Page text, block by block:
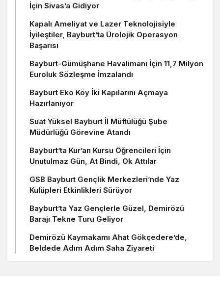
İçin Sivas’a Gidiyor
Kapalı Ameliyat ve Lazer Teknolojisiyle
İyileştiler, Bayburt’ta Ürolojik Operasyon
Başarısı
Bayburt-Gümüşhane Havalimanı İçin 11,7 Milyon
Euroluk Sözleşme İmzalandı
Bayburt Eko Köy İki Kapılarını Açmaya
Hazırlanıyor
Suat Yüksel Bayburt İl Müftülüğü Şube
Müdürlüğü Görevine Atandı
Bayburt’ta Kur’an Kursu Öğrencileri İçin
Unutulmaz Gün, At Bindi, Ok Attılar
GSB Bayburt Gençlik Merkezleri’nde Yaz
Kulüpleri Etkinlikleri Sürüyor
Bayburt’ta Yaz Gençlerle Güzel, Demirözü
Barajı Tekne Turu Geliyor
Demirözü Kaymakamı Ahat Gökçedere’de,
Beldede Adım Adım Saha Ziyareti